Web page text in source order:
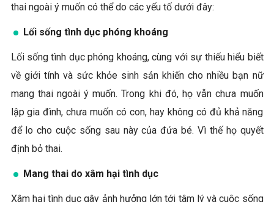
thai ngoài ý muốn có thể do các yếu tố dưới đây:
Lối sống tình dục phóng khoáng
Lối sống tình dục phóng khoáng, cùng với sự thiếu hiểu biết
về giới tính và sức khỏe sinh sản khiến cho nhiều bạn nữ
mang thai ngoài ý muốn. Trong khi đó, họ vẫn chưa muốn
lập gia đình, chưa muốn có con, hay không có đủ khả năng
để lo cho cuộc sống sau này của đứa bé. Vì thế họ quyết
định bỏ thai.
Mang thai do xâm hại tình dục
Xâm hại tình dục gây ảnh hưởng lớn tới tâm lý và cuộc sống